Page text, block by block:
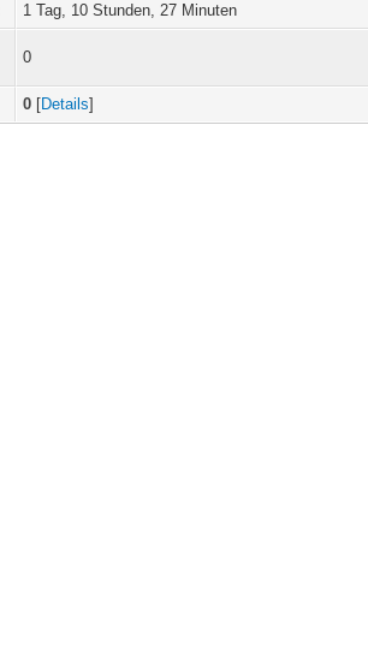
1 Tag, 10 Stunden, 27 Minuten
0
0 [Details]